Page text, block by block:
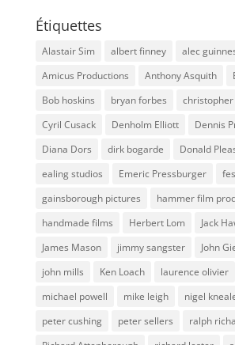
Étiquettes
Alastair Sim albert finney
alec
Amicus Productions
Anthony Asquith
Bob hoskins
bryan forbes
christopher
Cyril Cusack
Denholm Elliott
Dennis
Diana Dors
dirk bogarde
Donald
ealing studios
Emeric Pressburger
gainsborough pictures
hammer film
handmade films
Herbert Lom
Jack
James Mason
jimmy sangster
John
john mills
Ken Loach laurence olivier
michael powell
mike leigh nigel
peter cushing
peter sellers
ralph